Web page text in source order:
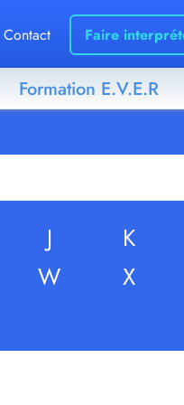
Contact Faire
Formation E.V.E.R
J K
W X